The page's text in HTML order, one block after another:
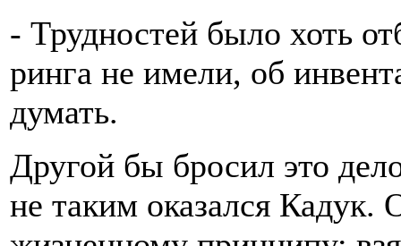
- Трудностей было хоть
ринга не имели, об
думать.
Другой бы бросил это
не таким оказался Кадук.